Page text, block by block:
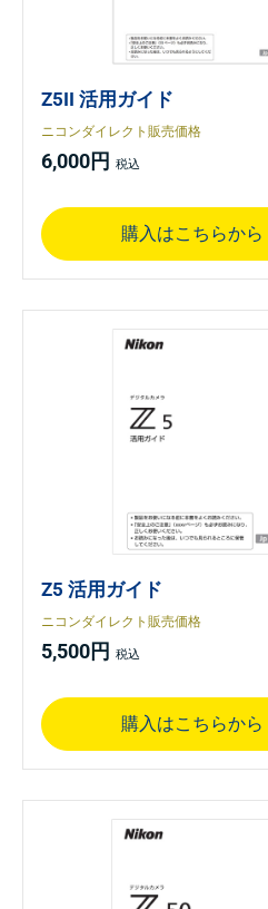
Z5II 活用ガイド
ニコンダイレクト販売価格
6,000円
購入はこちらから
Z5 活用ガイド
ニコンダイレクト販売価格
5,500円
購入はこちらから